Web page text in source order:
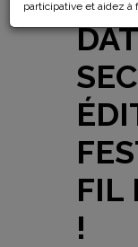
participative et aidez à
FIL
!